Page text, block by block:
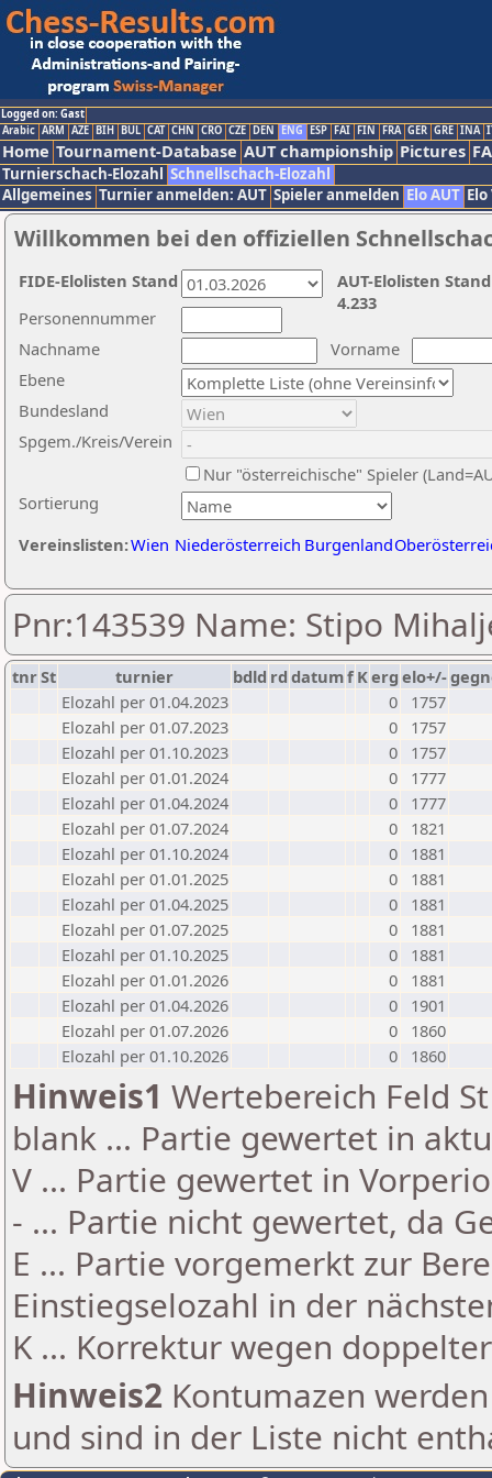
Logged on: Gast
Arabic ARM AZE BIH BUL CAT CHN CRO CZE DEN ENG ESP FAI FIN FRA GER GRE INA
Home Tournament-Database AUT championship Pictures
Turnierschach-Elozahl Schnellschach-Elozahl
Allgemeines Turnier anmelden: AUT Spieler anmelden Elo AUT
Willkommen bei den offiziellen
Nachname
Vorname
Ebene
Sortierung
Personennummer
Bundesland
Spgem./Kreis/Verein
Nur "österreichische" Spieler
Vereinslisten:Wien Niederösterreich Burgenland
AUT-Elolisten
4.233
FIDE-Elolisten Stand
Pnr:143539 Name: Stipo
tnrSt turnier bdld rd datumf Kerg elo+/-
Elozahl per 01.04.2023
0
1757
Elozahl per 01.07.2023
0
1757
Elozahl per 01.10.2023
0
1757
Elozahl per 01.01.2024
0
1777
Elozahl per 01.04.2024
0
1777
Elozahl per 01.07.2024
0
1821
Elozahl per 01.10.2024
0
1881
Elozahl per 01.01.2025
0
1881
Elozahl per 01.04.2025
0
1881
Elozahl per 01.07.2025
0
1881
Elozahl per 01.10.2025
0
1881
Elozahl per 01.01.2026
0
1881
Elozahl per 01.04.2026
0
1901
Elozahl per 01.07.2026
0
1860
Elozahl per 01.10.2026
0 1860
Hinweis1 Wertebereich Feld
blank ... Partie gewertet in
V ... Partie gewertet in
- ... Partie nicht gewertet, da
E ... Partie vorgemerkt zur
Einstiegselozahl in der
K ... Korrektur wegen
Hinweis2 Kontumazen
und sind in der Liste nicht